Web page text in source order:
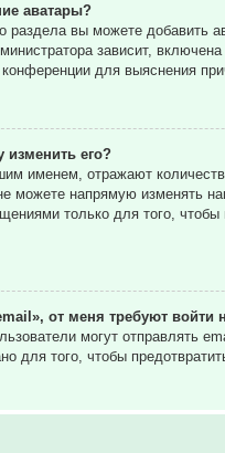
аватары?
вы можете добавить
зависит,
для выяснения
изменить его?
именем, отражают
можете напрямую изменять
только для того, чтобы
от меня требуют войти
могут отправлять
для того, чтобы